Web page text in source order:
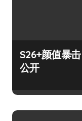
S26+颜值暴
公开